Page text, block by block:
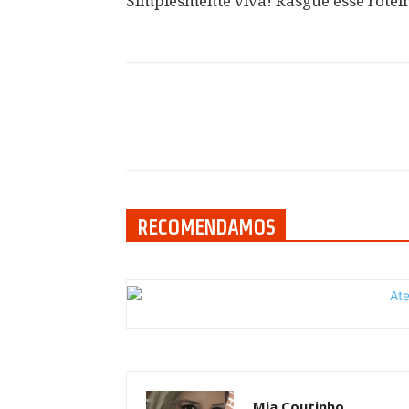
RECOMENDAMOS